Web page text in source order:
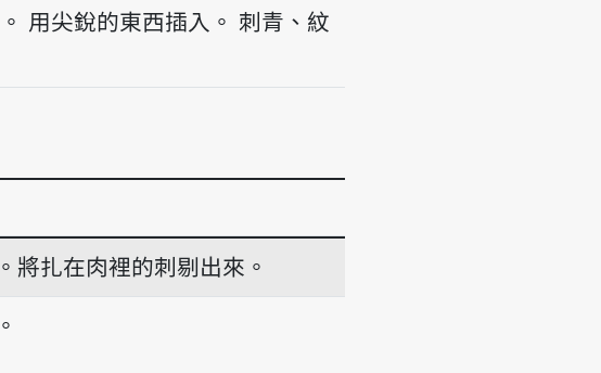
用尖銳的東西插入。 刺青、紋
將扎在肉裡的刺剔出來。